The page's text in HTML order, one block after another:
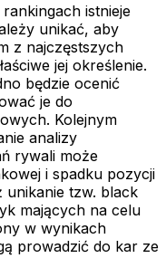
istnieje
unikać, aby
z najczęstszych
jej określenie.
będzie ocenić
je do
Kolejnym
analizy
rywali może
i spadku pozycji
unikanie tzw. black
mających na celu
w wynikach
prowadzić do kar ze